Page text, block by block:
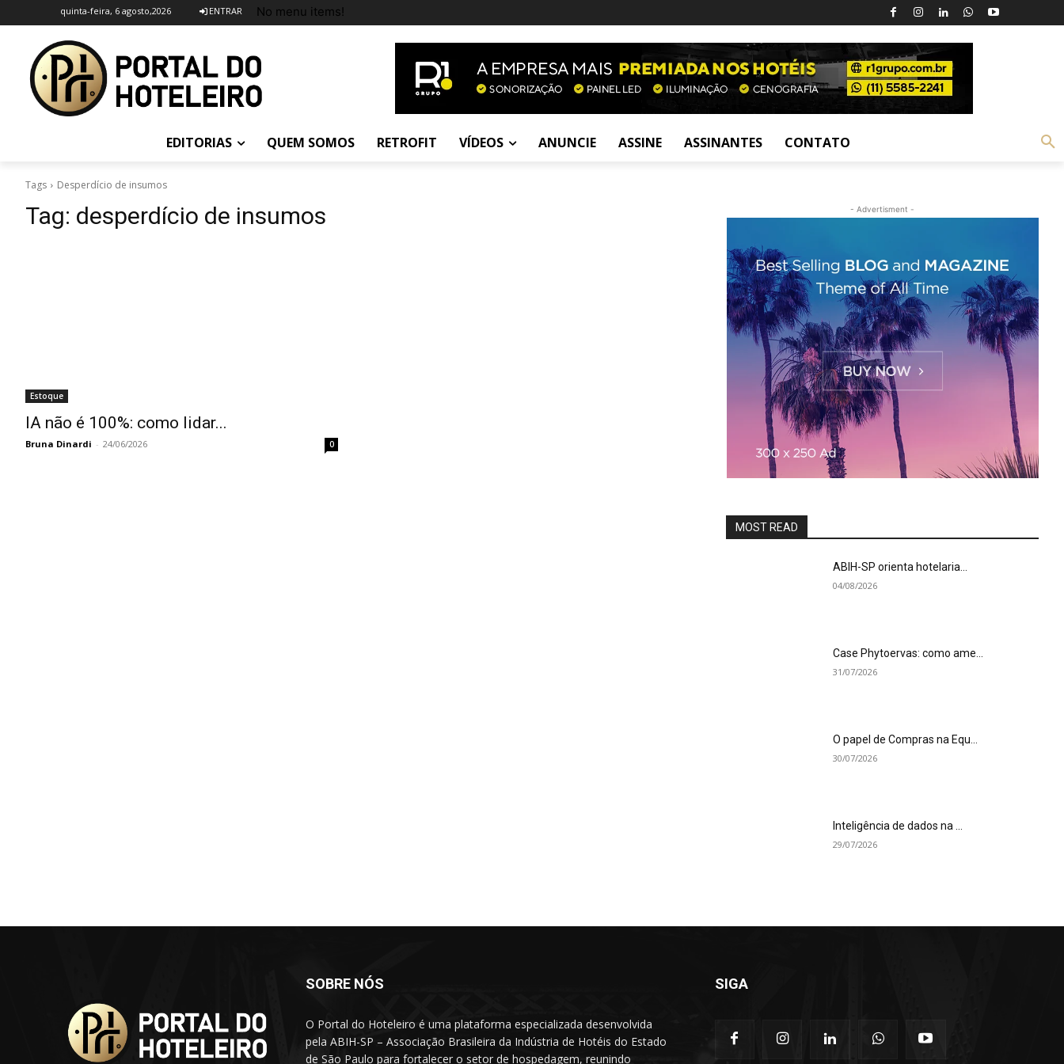
quinta-feira, 6 agosto,2026 ENTRAR No menu items!
EDITORIAS QUEM SOMOS RETROFIT VÍDEOS ANUNCIE ASSINE ASSINANTES CONTATO
Tags Desperdício de insumos
Tag: desperdício de insumos
Estoque
IA não é 100%: como lidar...
Bruna Dinardi - 24/06/2026 0
- Advertisment -
MOST READ
ABIH-SP orienta hotelaria...
04/08/2026
Case Phytoervas: como ame...
31/07/2026
O papel de Compras na Equ...
30/07/2026
Inteligência de dados na ...
29/07/2026
SOBRE NÓS
O Portal do Hoteleiro é uma plataforma especializada desenvolvida
pela ABIH-SP – Associação Brasileira da Indústria de Hotéis do Estado
de São Paulo para fortalecer o setor de hospedagem, reunindo
SIGA